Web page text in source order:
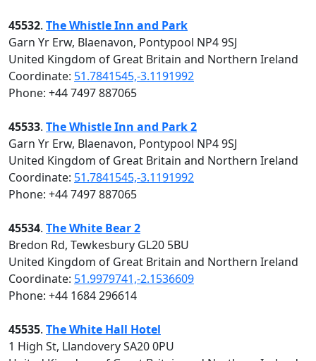
45532. The Whistle Inn and Park
Garn Yr Erw, Blaenavon, Pontypool NP4 9SJ
United Kingdom of Great Britain and Northern Ireland
Coordinate: 51.7841545,-3.1191992
Phone: +44 7497 887065
45533. The Whistle Inn and Park 2
Garn Yr Erw, Blaenavon, Pontypool NP4 9SJ
United Kingdom of Great Britain and Northern Ireland
Coordinate: 51.7841545,-3.1191992
Phone: +44 7497 887065
45534. The White Bear 2
Bredon Rd, Tewkesbury GL20 5BU
United Kingdom of Great Britain and Northern Ireland
Coordinate: 51.9979741,-2.1536609
Phone: +44 1684 296614
45535. The White Hall Hotel
1 High St, Llandovery SA20 0PU